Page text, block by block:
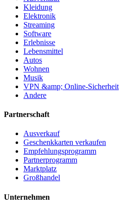
Kleidung
Elektronik
Streaming
Software
Erlebnisse
Lebensmittel
Autos
Wohnen
Musik
VPN &amp; Online-Sicherheit
Andere
Partnerschaft
Ausverkauf
Geschenkkarten verkaufen
Empfehlungsprogramm
Partnerprogramm
Marktplatz
Großhandel
Unternehmen